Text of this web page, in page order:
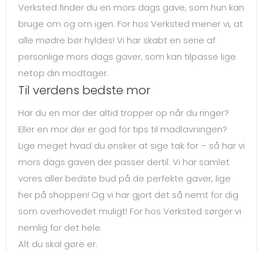
Verksted finder du en mors dags gave, som hun kan
bruge om og om igen. For hos Verksted mener vi, at
alle mødre bør hyldes! Vi har skabt en serie af
personlige mors dags gaver, som kan tilpasse lige
netop din modtager.
Til verdens bedste mor
Har du en mor der altid tropper op når du ringer?
Eller en mor der er god for tips til madlavningen?
Lige meget hvad du ønsker at sige tak for – så har vi
mors dags gaven der passer dertil. Vi har samlet
vores aller bedste bud på de perfekte gaver, lige
her på shoppen! Og vi har gjort det så nemt for dig
som overhovedet muligt! For hos Verksted sørger vi
nemlig for det hele.
Alt du skal gøre er: